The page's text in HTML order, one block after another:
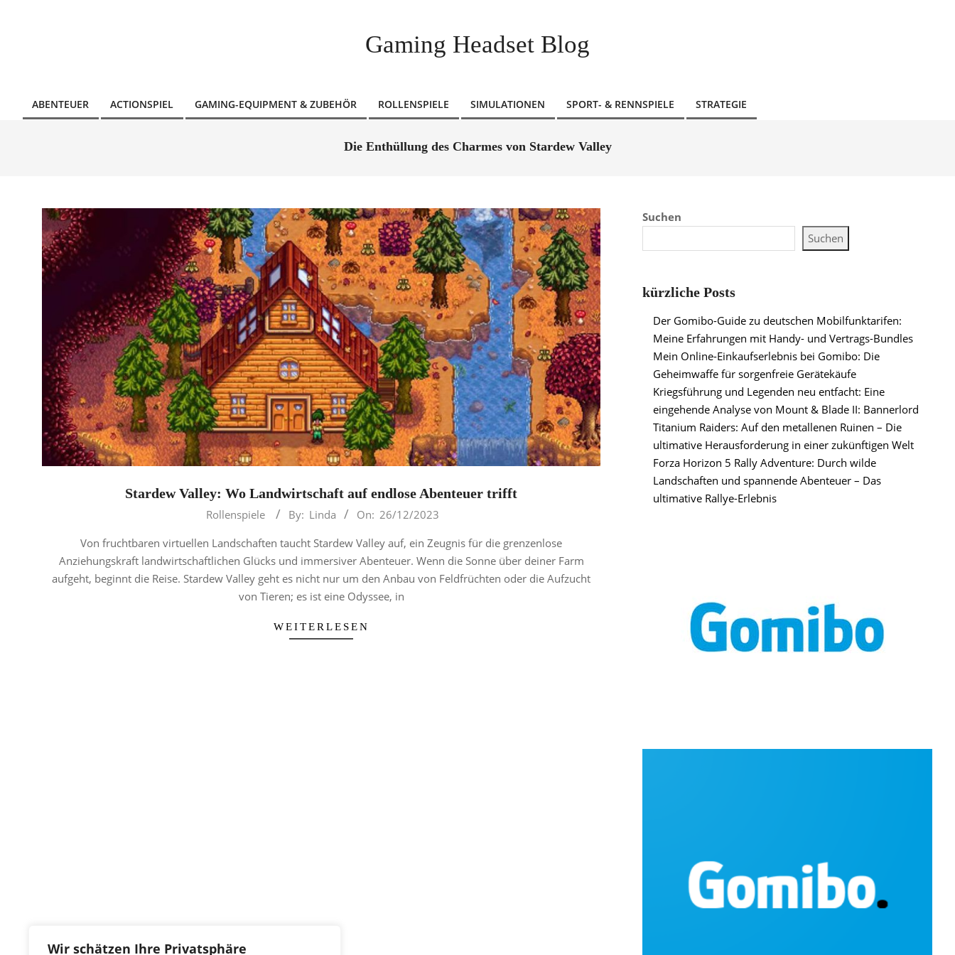
Wir schätzen Ihre Privatsphäre
Gaming Headset Blog
Primary
ABENTEUER ACTIONSPIEL GAMING-EQUIPMENT & ZUBEHÖR ROLLENSPIELE SIMULATIONEN SPORT- & RENNSPIELE STRATEGIE
Die Enthüllung des Charmes von Stardew Valley
Stardew Valley: Wo Landwirtschaft auf endlose Abenteuer trifft
Rollenspiele By: Linda On: 26/12/2023
Von fruchtbaren virtuellen Landschaften taucht Stardew Valley auf, ein Zeugnis für die grenzenlose
Anziehungskraft landwirtschaftlichen Glücks und immersiver Abenteuer. Wenn die Sonne über deiner Farm
aufgeht, beginnt die Reise. Stardew Valley geht es nicht nur um den Anbau von Feldfrüchten oder die Aufzucht
von Tieren; es ist eine Odyssee, in
WEITERLESEN
Suchen
Suchen
kürzliche Posts
Der Gomibo-Guide zu deutschen Mobilfunktarifen:
Meine Erfahrungen mit Handy- und Vertrags-Bundles
Mein Online-Einkaufserlebnis bei Gomibo: Die
Geheimwaffe für sorgenfreie Gerätekäufe
Kriegsführung und Legenden neu entfacht: Eine
eingehende Analyse von Mount & Blade II: Bannerlord
Titanium Raiders: Auf den metallenen Ruinen – Die
ultimative Herausforderung in einer zukünftigen Welt
Forza Horizon 5 Rally Adventure: Durch wilde
Landschaften und spannende Abenteuer – Das
ultimative Rallye-Erlebnis